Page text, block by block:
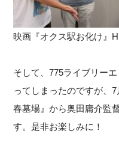
映画『オクス駅お化け』
そして、775ライブリー
ってしまったのですが、
春墓場』から奥田庸介監
す。是非お楽しみに！